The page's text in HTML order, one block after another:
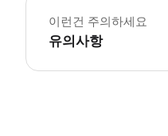
이런건 주의하세요
유의사항